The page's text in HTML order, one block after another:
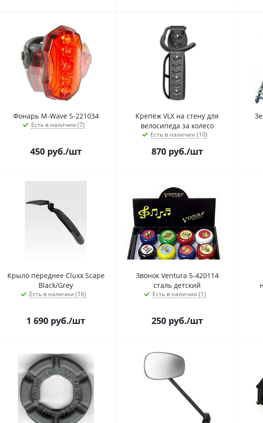
Фонарь M-Wave 5-221034
Есть в наличии (7)
450руб./шт
Крепёж VLX на стену для
велосипеда за колесо
Есть в наличии (10)
870руб./шт
Крыло переднее Cluxx Scape
Black/Grey
Есть в наличии (16)
1 690 руб./шт
Звонок Ventura 5-420114
сталь детский
Есть в наличии (1)
250руб./шт